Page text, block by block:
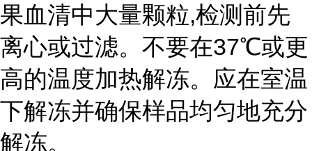
果血清中大量颗粒,检测前先
离心或过滤。不要在37℃或更
高的温度加热解冻。应在室温
下解冻并确保样品均匀地充分
解冻。